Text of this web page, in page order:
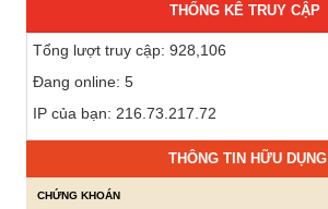
THỐNG KÊ TRUY CẬP
Tổng lượt truy cập: 928,106
Đang online: 5
IP của bạn: 216.73.217.72
THÔNG TIN HỮU DỤNG
CHỨNG KHOÁN